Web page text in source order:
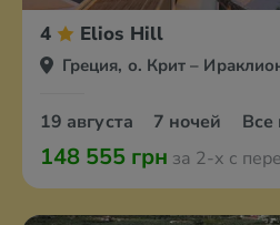
4 Elios Hill
Греция, о. Крит –
19 августа 7 ночей Все
148 555 грн за 2-х с